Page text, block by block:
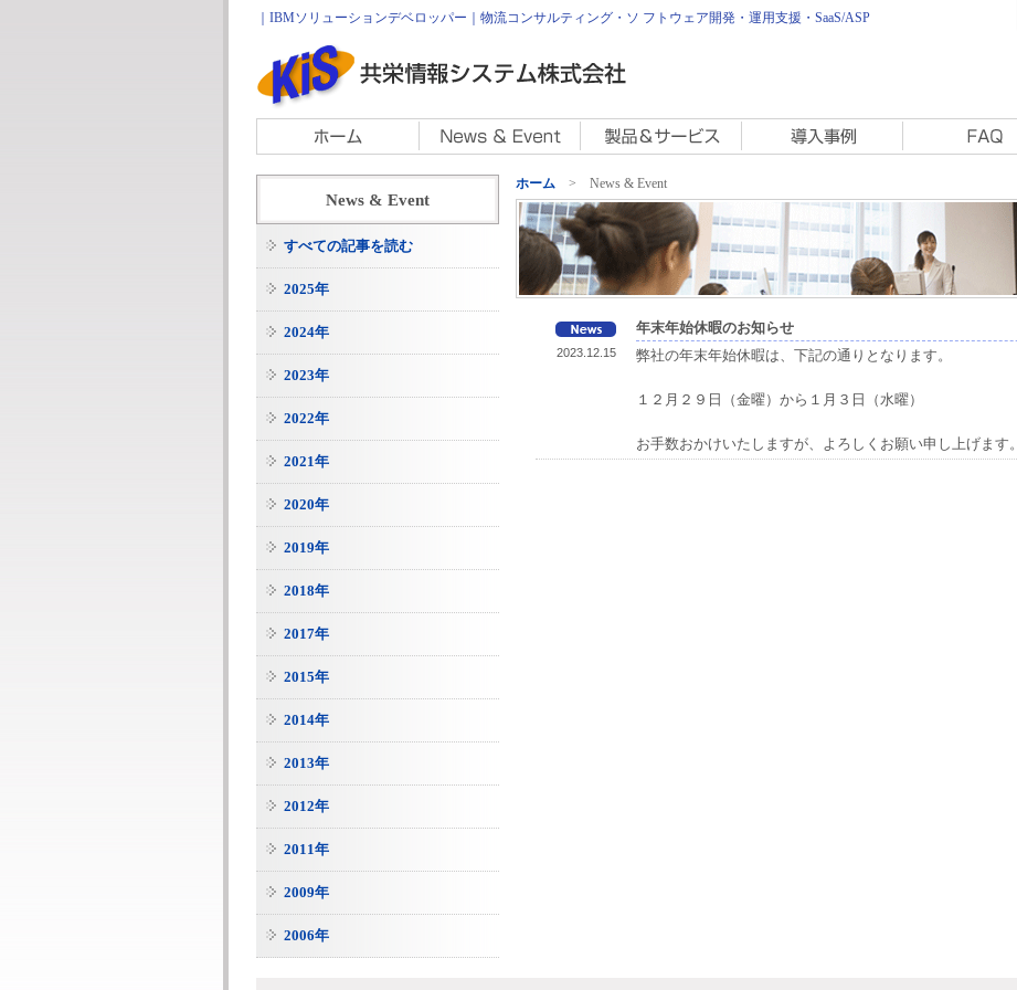
｜IBMソリューションデベロッパー｜物流コンサルティング・ソ フトウェア開発・運用支援・SaaS/ASP
News & Event
すべての記事を読む
2025年
2024年
2023年
2022年
2021年
2020年
2019年
2018年
2017年
2015年
2014年
2013年
2012年
2011年
2009年
2006年
ホーム > News & Event
年末年始休暇のお知らせ
2023.12.15 弊社の年末年始休暇は、下記の通りとなります。
１２月２９日（金曜）から１月３日（水曜）
お手数おかけいたしますが、よろしくお願い申し上げます。